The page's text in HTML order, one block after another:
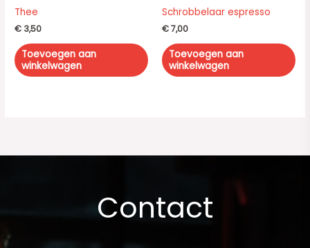
Thee
€ 3,50
Toevoegen aan
winkelwagen
Schrobbelaar espresso
€7,00
Toevoegen aan
winkelwagen
Contact